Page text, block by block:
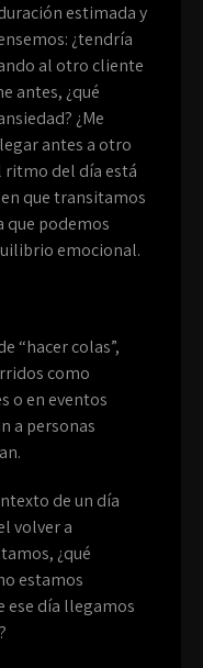
estimada y
¿tendría
al otro cliente
antes, ¿qué
¿Me
antes a otro
ritmo del día está
que transitamos
que podemos
emocional.
“hacer colas”,
como
o en eventos
a personas
de un día
volver a
¿qué
estamos
ese día llegamos